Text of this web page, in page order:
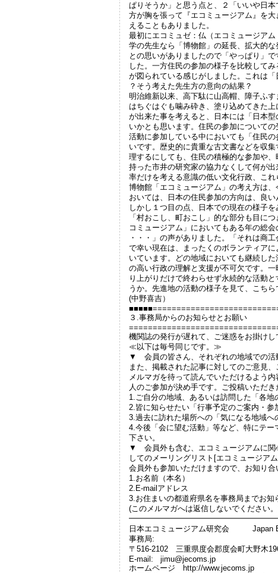
ぱりそうか」と思う点と、２「いいや日
方が胸を張って『エコミュージアム』を
えることもありました。
最初にエコミュゼ：仏（エコミュージア
学の先生なら「博物館」の延長、拡大的
との思いがありましたので「やっぱり」
した。一方住民の参加の様子を比較して
が図られている感じがしました。これは
？そう考えた先生方の意向の結果？
明治維新以来、高下駄に山高帽、障子ふ
はちぐはぐも噛み砕き、塗り込めてきた
が出来た事を考えると、日本には「日本
いかとも思います。住民の参加について
活動に参加している中においても「住民
いです。歴史的に貴重な古文書などを収
理するにしても、住民の積極的な参加や
持った市井の研究家の協力なくして何が
率だけを考える意識の低い文化行政、こ
博物館「エコミュージアム」の考え方は
おいては、日本の住民参加の方向は、良い
しかし１つ目の点、日本での現在の様子
「村おこし、町おこし」的な部分も目に
コミュージアム」においてもある年の総
・・・」の声がありました。「それは商
で幸い現在は、まったくのボランティア
いています。どの地域においても継続し
の高い行政の理解と支援が不可欠です。
り上がりだけで終わらせず永続的な活動
うか。先進地の活動の様子を見て、こちら
(中野喜吉）
３.事務局からのお知らせとお願い
機関誌の発行が遅れて、ご迷惑をお掛けし
≪以下は毎号同じです。≫
▼ 会員の皆さん、それぞれの地域での活
また、掲載された記事に対してのご意見、
メルマガを待って読んでいただけるよう
人のご参加が決め手です。ご投稿いただ
1.ご自分の地域、あるいは訪問した「各地
2.皆に知らせたい「行事予定のご案内・参
3.過去に訪れた場所への「気になる地域へ
4.今後「会に望む活動」等など、特にテ
下さい。
▼ 会員外も含む、エコミュージアムに関
してのメーリングリスト[エコミュージアム
会員外も参加いただけますので、お知り合
1.お名前（本名）
2.E-mailアドレス
3.お住まいの都道府県名を事務局までお知
(このメルマガへは返信しないでください。
日本エコミュージアム研究会 Japan
事務局:
〒516-2102 三重県度会郡度会町大野木
E-mail: jimu@jecoms.jp
ホームページ http://www.jecoms.jp